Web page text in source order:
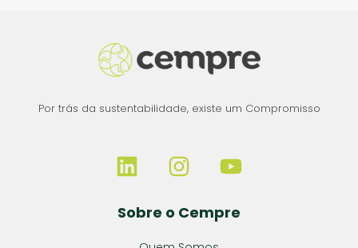
Por trás da sustentabilidade, existe um Compromisso
Sobre o Cempre